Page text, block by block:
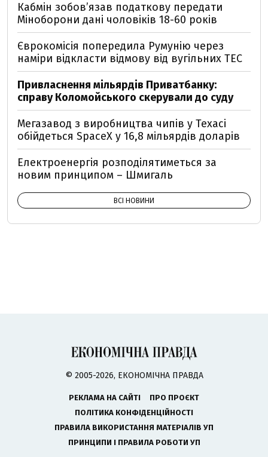
Кабмін зобовʼязав податкову передати
Міноборони дані чоловіків 18-60 років
Єврокомісія попередила Румунію через
наміри відкласти відмову від вугільних ТЕС
Привласнення мільярдів Приватбанку:
справу Коломойського скерували до суду
Мегазавод з виробництва чипів у Техасі
обійдеться SpaceX у 16,8 мільярдів доларів
Електроенергія розподілятиметься за
новим принципом – Шмигаль
ВСІ НОВИНИ
© 2005-2026, ЕКОНОМІЧНА ПРАВДА
РЕКЛАМА НА САЙТІ
ПРО ПРОЄКТ
ПОЛІТИКА КОНФІДЕНЦІЙНОСТІ
ПРАВИЛА ВИКОРИСТАННЯ МАТЕРІАЛІВ УП
ПРИНЦИПИ І ПРАВИЛА РОБОТИ УП